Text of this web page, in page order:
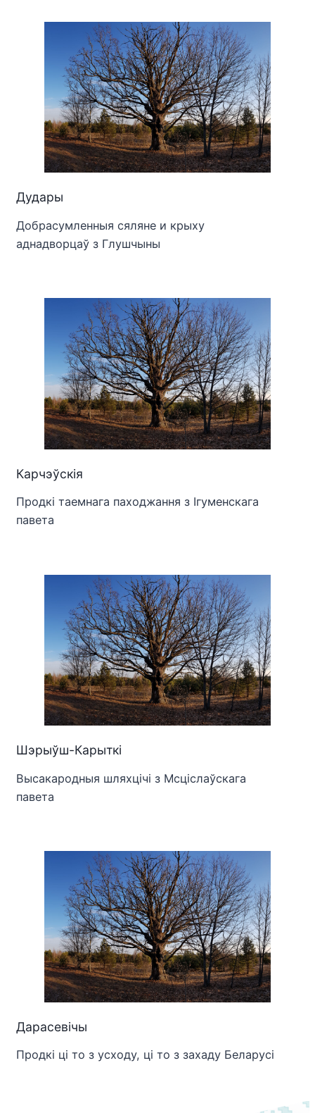
Дудары
Добрасумленныя сяляне и крыху
аднадворцаў з Глушчыны
Карчэўскія
Продкі таемнага паходжання з Ігуменскага
павета
Шэрыўш-Карыткі
Высакародныя шляхцічі з Мсціслаўскага
павета
Дарасевічы
Продкі ці то з усходу, ці то з захаду Беларусі